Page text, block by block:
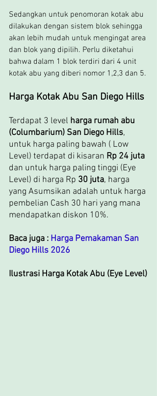
Sedangkan untuk penomoran kotak abu
dilakukan dengan sistem blok sehingga
akan lebih mudah untuk mengingat area
dan blok yang dipilih. Perlu diketahui
bahwa dalam 1 blok terdiri dari 4 unit
kotak abu yang diberi nomor 1,2,3 dan 5.
Harga Kotak Abu San Diego Hills
Terdapat 3 level harga rumah abu
(Columbarium) San Diego Hills,
untuk harga paling bawah ( Low
Level) terdapat di kisaran Rp 24 juta
dan untuk harga paling tinggi (Eye
Level) di harga Rp 30 juta, harga
yang Asumsikan adalah untuk harga
pembelian Cash 30 hari yang mana
mendapatkan diskon 10%.
Baca juga : Harga Pemakaman San
Diego Hills 2026
Ilustrasi Harga Kotak Abu (Eye Level)